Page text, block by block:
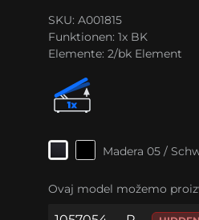
SKU: A001815
Funktionen: 1x BK
Elemente: 2/bk Element
Madera 05 /
Ovaj model možemo